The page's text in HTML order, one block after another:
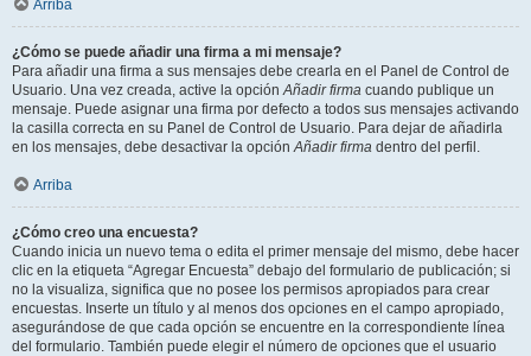
Arriba
¿Cómo se puede añadir una firma a mi mensaje?
Para añadir una firma a sus mensajes debe crearla en el Panel de Control de
Usuario. Una vez creada, active la opciónAñadir firma cuando publique un
mensaje. Puede asignar una firma por defecto a todos sus mensajes activando
la casilla correcta en su Panel de Control de Usuario. Para dejar de añadirla
en los mensajes, debe desactivar la opciónAñadir firma dentro del perfil.
Arriba
¿Cómo creo una encuesta?
Cuando inicia un nuevo tema o edita el primer mensaje del mismo, debe hacer
clic en la etiqueta “Agregar Encuesta” debajo del formulario de publicación; si
no la visualiza, significa que no posee los permisos apropiados para crear
encuestas. Inserte un título y al menos dos opciones en el campo apropiado,
asegurándose de que cada opción se encuentre en la correspondiente línea
del formulario. También puede elegir el número de opciones que el usuario